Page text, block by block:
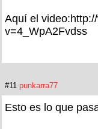
Aquí el
v=4_WpA2Fvdss
#11 punkarra77
Esto es lo que